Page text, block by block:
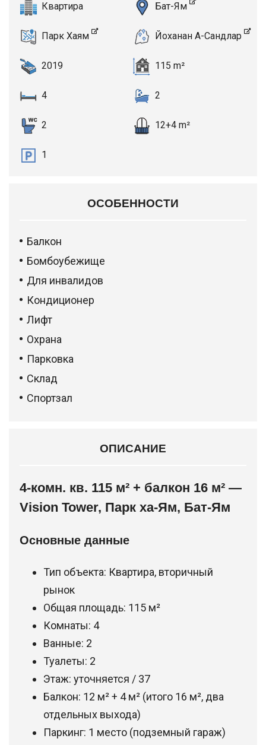
Квартира Бат-Ям
Парк Хаям Йоханан А-Сандлар
2019 115 m²
4 2
2 12+4 m²
1
ОСОБЕННОСТИ
Балкон
Бомбоубежище
Для инвалидов
Кондиционер
Лифт
Охрана
Парковка
Склад
Спортзал
ОПИСАНИЕ
4-комн. кв. 115 м² + балкон 16 м² —
Vision Tower, Парк ха-Ям, Бат-Ям
Основные данные
Тип объекта: Квартира, вторичный
рынок
Общая площадь: 115 м²
Комнаты: 4
Ванные: 2
Туалеты: 2
Этаж: уточняется / 37
Балкон: 12 м² + 4 м² (итого 16 м², два
отдельных выхода)
Паркинг: 1 место (подземный гараж)